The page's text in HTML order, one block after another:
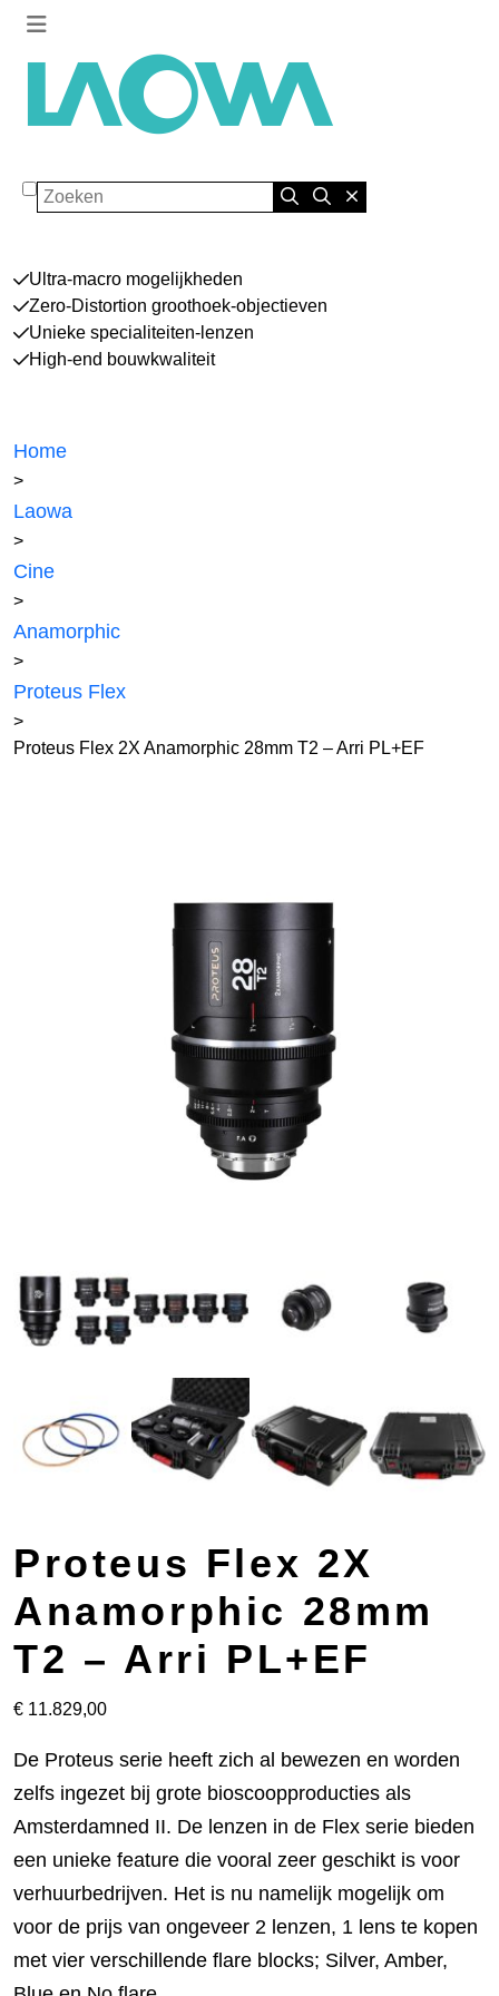
Zoeken
Ultra-macro mogelijkheden
Zero-Distortion groothoek-objectieven
Unieke specialiteiten-lenzen
High-end bouwkwaliteit
Home
>
Laowa
>
Cine
>
Anamorphic
>
Proteus Flex
>
Proteus Flex 2X Anamorphic 28mm T2 – Arri PL+EF
Proteus Flex 2X
Anamorphic 28mm
T2 – Arri PL+EF
€ 11.829,00
De Proteus serie heeft zich al bewezen en worden
zelfs ingezet bij grote bioscoopproducties als
Amsterdamned II. De lenzen in de Flex serie bieden
een unieke feature die vooral zeer geschikt is voor
verhuurbedrijven. Het is nu namelijk mogelijk om
voor de prijs van ongeveer 2 lenzen, 1 lens te kopen
met vier verschillende flare blocks; Silver, Amber,